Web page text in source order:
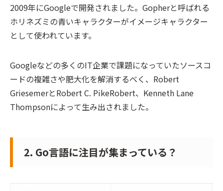
2009年にGoogleで開発されました。Gopherと呼ばれる
ホリネズミの青いキャラクターがイメージキャラクター
として使われています。
Googleなどの多くのIT企業で課題になっていたソースコ
ードの複雑さや肥大化を解消するべく、Robert
GriesemerとRobert C. PikeRobert、Kenneth Lane
Thompsonによって生み出されました。
2. Go言語に注目が集まっている？